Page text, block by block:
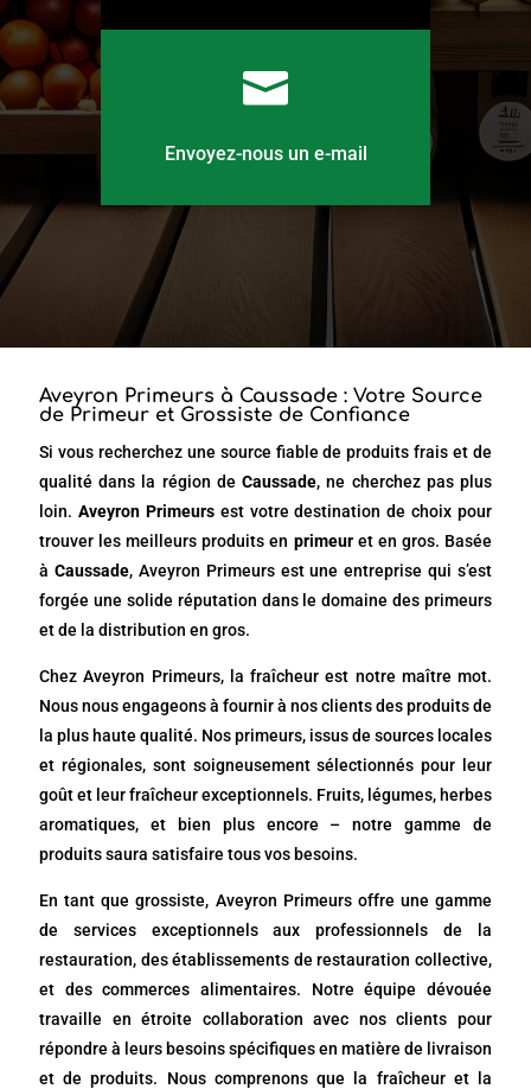

Envoyez-nous un e-mail
Aveyron Primeurs à Caussade : Votre Source
de Primeur et Grossiste de Confiance
Si vous recherchez une source fiable de produits frais et de
qualité dans la région deCaussade, ne cherchez pas plus
loin. Aveyron Primeursest votre destination de choix pour
trouver les meilleurs produits en primeuret en gros. Basée
à Caussade, Aveyron Primeurs est une entreprise qui s’est
forgée une solide réputation dans le domaine des primeurs
et de la distribution en gros.
Chez Aveyron Primeurs, la fraîcheur est notre maître mot.
Nous nous engageons à fournir à nos clients des produits de
la plus haute qualité. Nos primeurs, issus de sources locales
et régionales, sont soigneusement sélectionnés pour leur
goût et leur fraîcheur exceptionnels. Fruits, légumes, herbes
aromatiques, et bien plus encore – notre gamme de
produits saura satisfaire tous vos besoins.
En tant que grossiste, Aveyron Primeurs offre une gamme
de services exceptionnels aux professionnels de la
restauration, des établissements de restauration collective,
et des commerces alimentaires. Notre équipe dévouée
travaille en étroite collaboration avec nos clients pour
répondre à leurs besoins spécifiques en matière de livraison
et de produits. Nous comprenons que la fraîcheur et la